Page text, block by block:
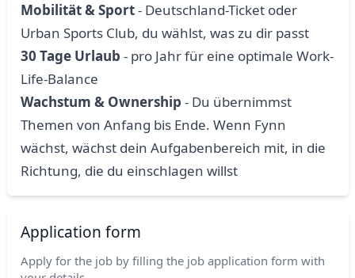
Mobilität & Sport- Deutschland-Ticket oder
Urban Sports Club, du wählst, was zu dir passt
30 Tage Urlaub - pro Jahr für eine optimale Work-
Life-Balance
Wachstum & Ownership - Du übernimmst
Themen von Anfang bis Ende. Wenn Fynn
wächst, wächst dein Aufgabenbereich mit, in die
Richtung, die du einschlagen willst
Application form
Apply for the job by filling the job application form with